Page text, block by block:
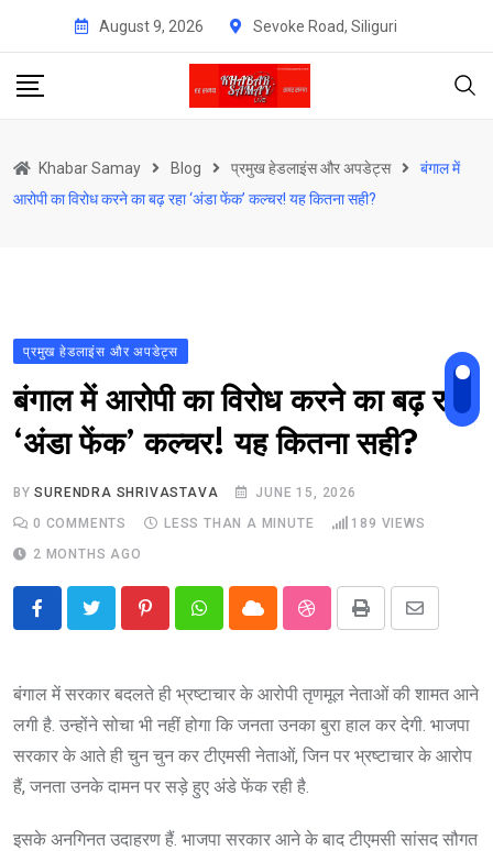
content
August 9, 2026 Sevoke Road, Siliguri
Khabar Samay Blog प्रमुख हेडलाइंस और अपडेट्स
बंगाल में
आरोपी का विरोध करने का बढ़ रहा ‘अंडा फेंक’ कल्चर! यह कितना सही?
प्रमुख हेडलाइंस और अपडेट्स
बंगाल में आरोपी का विरोध करने का बढ़ रहा
‘अंडा फेंक’ कल्चर! यह कितना सही?
BYSURENDRA SHRIVASTAVA
JUNE 15, 2026
0 COMMENTS LESS THAN A MINUTE 189 VIEWS
2 MONTHS AGO
PinterestWhatsappCloud StumbleUpon
Print
Share
बंगाल में सरकार बदलते ही भ्रष्टाचार के आरोपी तृणमूल नेताओं की शामत आने
लगी है. उन्होंने सोचा भी नहीं होगा कि जनता उनका बुरा हाल कर देगी. भाजपा
सरकार के आते ही चुन चुन कर टीएमसी नेताओं, जिन पर भ्रष्टाचार के आरोप
हैं, जनता उनके दामन पर सड़े हुए अंडे फेंक रही है.
इसके अनगिनत उदाहरण हैं. भाजपा सरकार आने के बाद टीएमसी सांसद सौगत